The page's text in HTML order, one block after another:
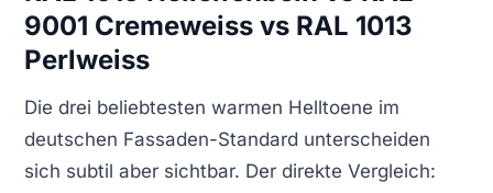
9001 Cremeweiss vs RAL 1013
Perlweiss
Die drei beliebtesten warmen Helltoene im
deutschen Fassaden-Standard unterscheiden
sich subtil aber sichtbar. Der direkte Vergleich: